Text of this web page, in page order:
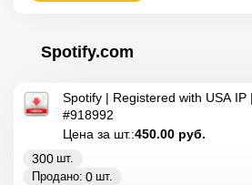
Spotify.com
Spotify | Registered with USA
#918992
300 шт.
Продано: 0 шт.
Цена за шт.:450.00 руб.